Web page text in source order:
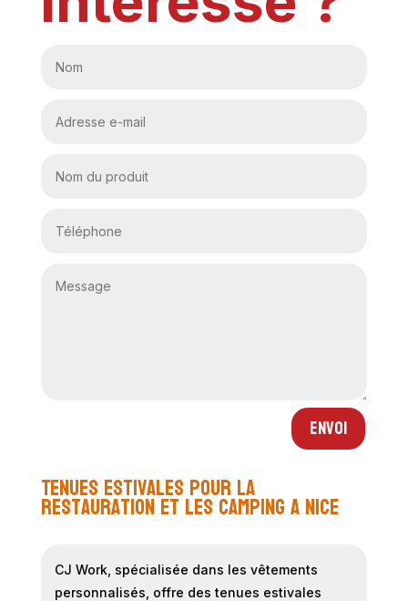
Envoi
Tenues estivales pour la
restauration et les camping a Nice
CJ Work, spécialisée dans les vêtements
personnalisés, offre des tenues estivales